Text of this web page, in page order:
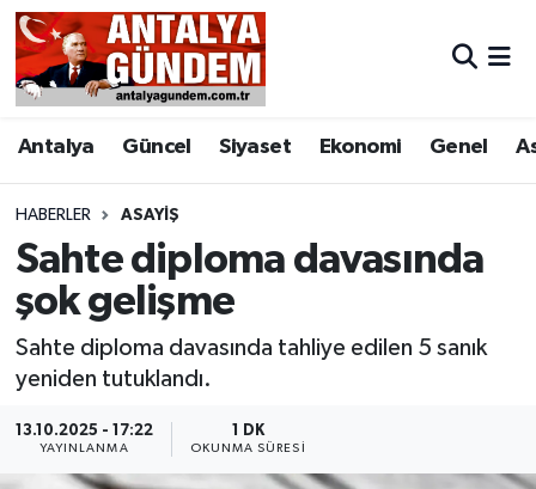
Antalya Güncel Siyaset Ekonomi Genel
HABERLER ASAYIŞ
Sahte diploma davasında
şok gelişme
Sahte diploma davasında tahliye edilen 5 sanık
yeniden tutuklandı.
13.10.2025 - 17:22
YAYINLANMA
1 DK
OKUNMA SÜRESI
Antalya
Asayiş
Bilim & Teknoloji
Bölge
EĞİTİM
Genel
Antalya Nöbetçi Eczaneler
Antalya Hava Durumu
Antalya Namaz Vakitleri
Antalya Trafik Yoğunluk Haritası
Süper Lig Puan Durumu ve Fikstür
Son Dakika Haberleri